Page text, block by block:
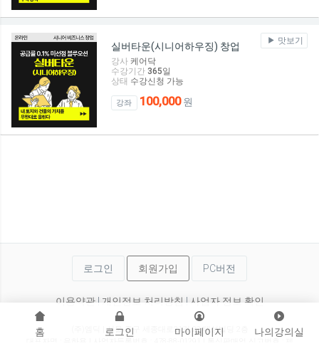
홈 로그인 마이페이지 나의강의실
맛보기
실버타운(시니어하우징) 창업
강사 케어닥
수강기간 365일
상태 수강신청 가능
강좌 100,000원
로그인 회원가입 PC버전
이용약관| 개인정보 처리방침 | 사업자 정보 확인
(주)엠딕 | 서울 중구 세종대로21길 22 태성빌딩 2층